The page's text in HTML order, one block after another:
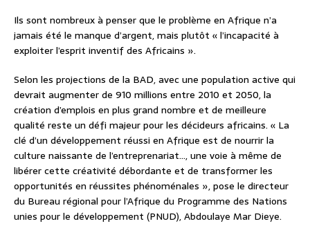
Ils sont nombreux à penser que le problème en Afrique n’a
jamais été le manque d’argent, mais plutôt « l’incapacité à
exploiter l’esprit inventif des Africains ».
Selon les projections de la BAD, avec une population active qui
devrait augmenter de 910 millions entre 2010 et 2050, la
création d’emplois en plus grand nombre et de meilleure
qualité reste un défi majeur pour les décideurs africains. « La
clé d’un développement réussi en Afrique est de nourrir la
culture naissante de l’entreprenariat…, une voie à même de
libérer cette créativité débordante et de transformer les
opportunités en réussites phénoménales », pose le directeur
du Bureau régional pour l’Afrique du Programme des Nations
unies pour le développement (PNUD), Abdoulaye Mar Dieye.